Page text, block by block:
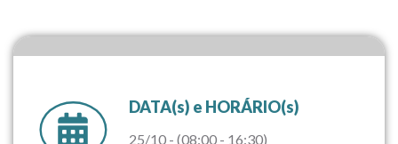
DATA(s) e HORÁRIO(s)
25/10 - (08:00 - 16:30)